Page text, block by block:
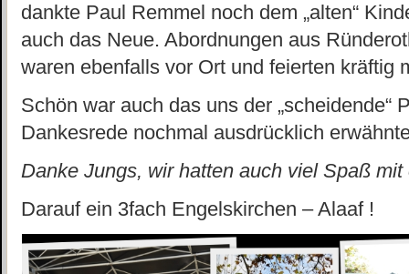
dankte Paul Remmel noch dem „alten“
auch das Neue. Abordnungen aus
waren ebenfalls vor Ort und feierten kräftig
Schön war auch das uns der „scheidende“
Dankesrede nochmal ausdrücklich
Danke Jungs, wir hatten auch viel Spaß
Darauf ein 3fach Engelskirchen – Alaaf !